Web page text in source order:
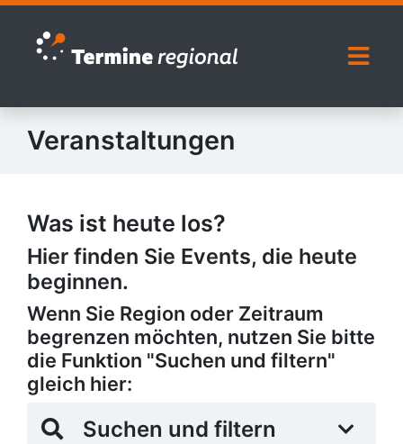
Zur Navigation springen
Zum Inhalt springen
Veranstaltungen
Was ist heute los?
Hier finden Sie Events, die heute
beginnen.
Wenn Sie Region oder Zeitraum
begrenzen möchten, nutzen Sie bitte
die Funktion "Suchen und filtern"
gleich hier:
Suchen und filtern